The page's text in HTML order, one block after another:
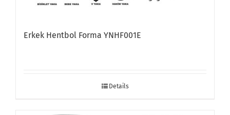
Erkek Hentbol Forma YNHF001E
Details